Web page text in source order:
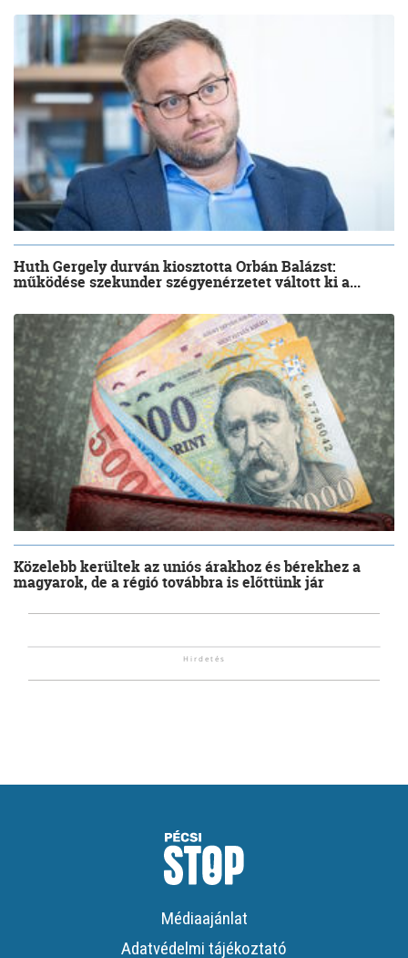
Huth Gergely durván kiosztotta Orbán Balázst:
működése szekunder szégyenérzetet váltott ki a...
Közelebb kerültek az uniós árakhoz és bérekhez a
magyarok, de a régió továbbra is előttünk jár
Médiaajánlat
Adatvédelmi tájékoztató